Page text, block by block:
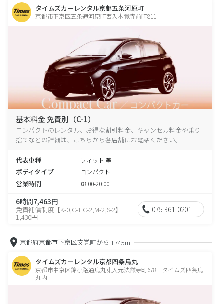
タイムズカーレンタル京都五条河原町
京都市下京区五条通河原町西入本覚寺前町811
基本料金 免責別（C-1）
コンパクトのレンタル、お得な割引料金、キャンセル料金や乗り
捨てなどの詳細は、こちらから各店舗にお電話ください。
代表車種 フィット 等
ボディタイプ コンパクト
営業時間 08:00-20:00
6時間7,463円
免責補償制度【K-0,C-1,C-2,M-2,S-2】
1,430円
075-361-0201
京都府京都市下京区文覚町から 1745m
タイムズカーレンタル京都四条烏丸
京都市中京区錦小路通烏丸東入元法然寺町678 タイムズ四条烏
丸内